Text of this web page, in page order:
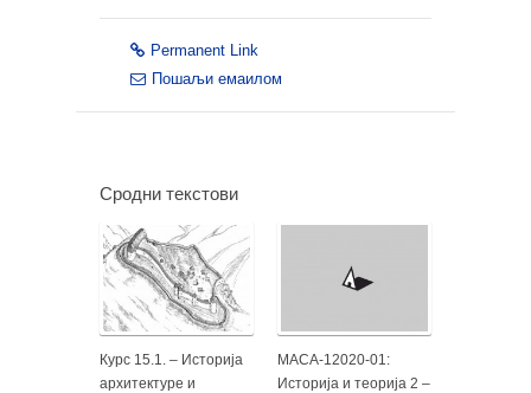
Permanent Link
Пошаљи емаилом
Сродни текстови
Курс 15.1. – Историја
архитектуре и
МАСА-12020-01:
Историја и теорија 2 –